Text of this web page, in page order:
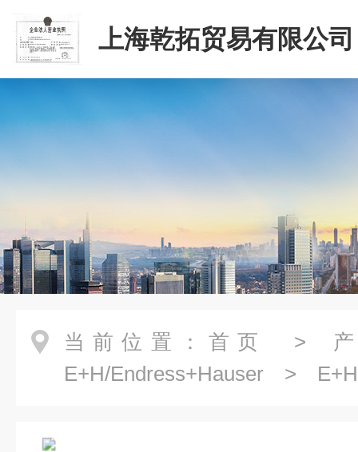
上海乾拓贸易有限公司
当前位置： 首页 >
E+H/Endress+Hauser >